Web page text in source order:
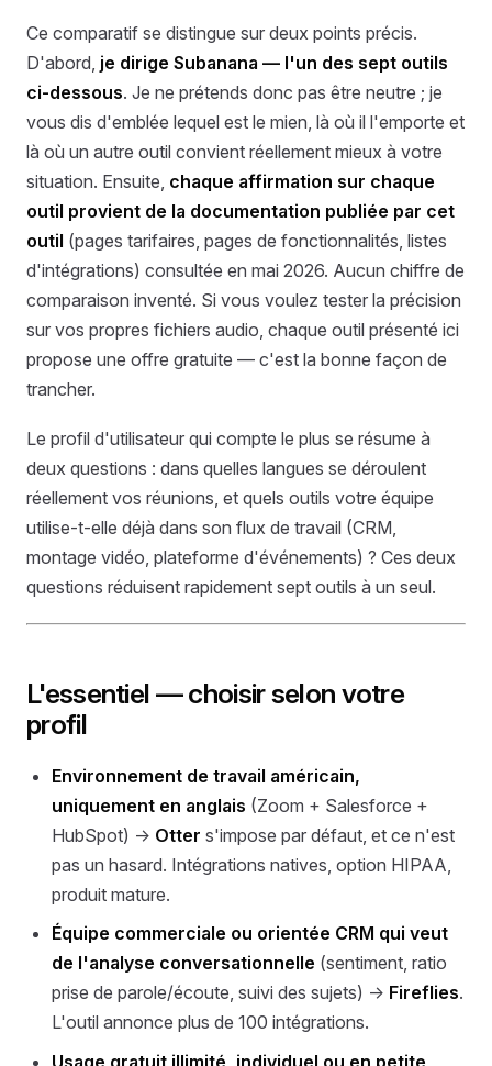
Ce comparatif se distingue sur deux points précis.
D'abord, je dirige Subanana — l'un des sept outils
ci-dessous. Je ne prétends donc pas être neutre ; je
vous dis d'emblée lequel est le mien, là où il l'emporte et
là où un autre outil convient réellement mieux à votre
situation. Ensuite, chaque affirmation sur chaque
outil provient de la documentation publiée par cet
outil (pages tarifaires, pages de fonctionnalités, listes
d'intégrations) consultée en mai 2026. Aucun chiffre de
comparaison inventé. Si vous voulez tester la précision
sur vos propres fichiers audio, chaque outil présenté ici
propose une offre gratuite — c'est la bonne façon de
trancher.
Le profil d'utilisateur qui compte le plus se résume à
deux questions : dans quelles langues se déroulent
réellement vos réunions, et quels outils votre équipe
utilise-t-elle déjà dans son flux de travail (CRM,
montage vidéo, plateforme d'événements) ? Ces deux
questions réduisent rapidement sept outils à un seul.
L'essentiel — choisir selon votre
profil
Environnement de travail américain,
uniquement en anglais (Zoom + Salesforce +
HubSpot) → Otter s'impose par défaut, et ce n'est
pas un hasard. Intégrations natives, option HIPAA,
produit mature.
Équipe commerciale ou orientée CRM qui veut
de l'analyse conversationnelle (sentiment, ratio
prise de parole/écoute, suivi des sujets) → Fireflies.
L'outil annonce plus de 100 intégrations.